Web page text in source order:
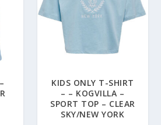
KIDS ONLY T-SHIRT
– – KOGVILLA –
SPORT TOP – CLEAR
SKY/NEW YORK